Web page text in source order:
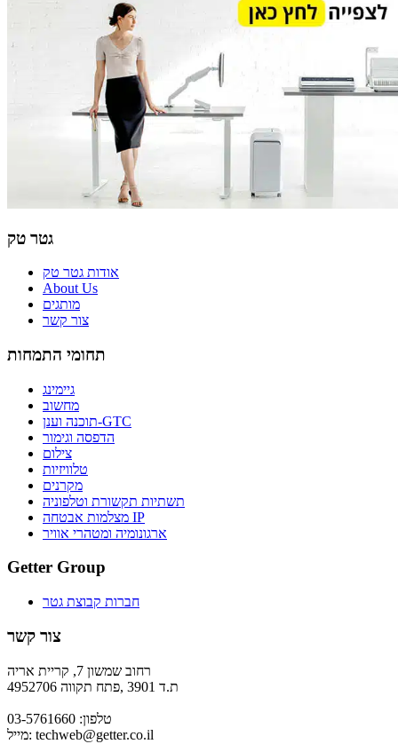
גטר טק
אודות גטר טק
About Us
מותגים
צור קשר
תחומי התמחות
גיימינג
מחשוב
תוכנה וענן-GTC
הדפסה וגימור
צילום
טלוויזיות
מקרנים
תשתיות תקשורת וטלפוניה
מצלמות אבטחה IP
ארגונומיה ומטהרי אוויר
Getter Group
חברות קבוצת גטר
צור קשר
רחוב שמשון 7, קריית אריה
ת.ד 3901 ,פתח תקווה 4952706
טלפון: 03-5761660
מייל: techweb@getter.co.il